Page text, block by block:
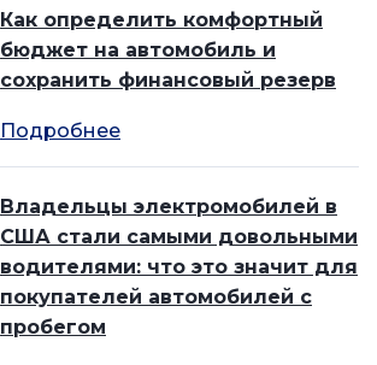
Как определить комфортный
бюджет на автомобиль и
сохранить финансовый резерв
Подробнее
Владельцы электромобилей в
США стали самыми довольными
водителями: что это значит для
покупателей автомобилей с
пробегом